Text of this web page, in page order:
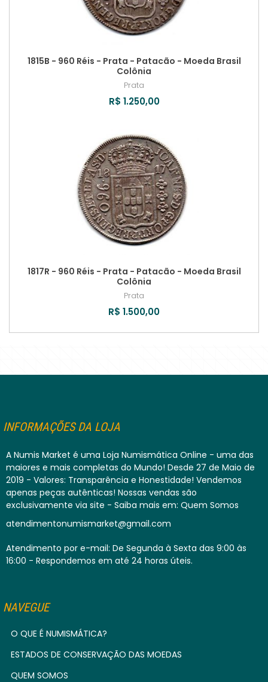
1815B - 960 Réis - Prata - Patacão - Moeda Brasil
Colônia
Prata
R$ 1.250,00
1817R - 960 Réis - Prata - Patacão - Moeda Brasil
Colônia
Prata
R$ 1.500,00
INFORMAÇÕES DA LOJA
A Numis Market é uma Loja Numismática Online - uma das
maiores e mais completas do Mundo! Desde 27 de Maio de
2019 - Valores: Transparência e Honestidade! Vendemos
apenas peças autênticas! Nossas vendas são
exclusivamente via site - Saiba mais em: Quem Somos
atendimentonumismarket@gmail.com
Atendimento por e-mail: De Segunda à Sexta das 9:00 às
16:00 - Respondemos em até 24 horas úteis.
NAVEGUE
O QUE É NUMISMÁTICA?
ESTADOS DE CONSERVAÇÃO DAS MOEDAS
QUEM SOMOS